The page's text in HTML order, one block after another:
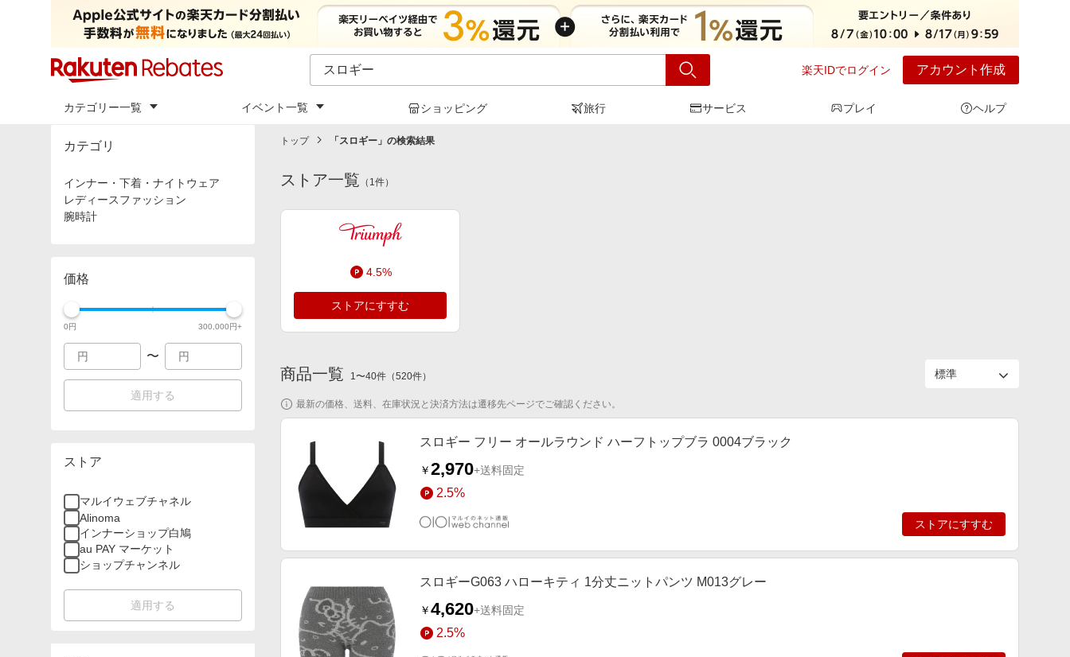
楽天IDでログイン アカウント作成
カテゴリー一覧 イベント一覧 ショッピング 旅行 サービス プレイ ヘルプ
カテゴリ
インナー・下着・ナイトウェア
レディースファッション
腕時計
価格
0円 300,000円+
〜
適用する
ストア
マルイウェブチャネル
Alinoma
インナーショップ白鳩
au PAY マーケット
ショップチャンネル
適用する
トップ 「 スロギー 」の検索結果
ストア一覧 （ 1件）
4.5%
ストアにすすむ
商品一覧 1〜40件 （520件）
最新の価格、送料、在庫状況と決済方法は遷移先ページでご確認ください。
スロギー フリー オールラウンド ハーフトップブラ 0004ブラック
￥2,970+送料固定
2.5%
ストアにすすむ
スロギーG063 ハローキティ 1分丈ニットパンツ M013グレー
￥4,620+送料固定
2.5%